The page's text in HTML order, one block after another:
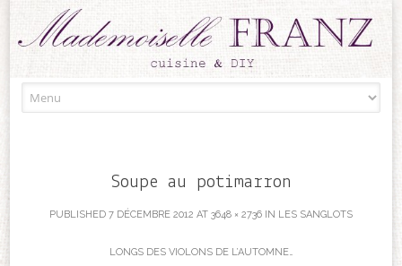
Soupe au potimarron
PUBLISHED 7 DÉCEMBRE 2012 AT 3648 × 2736 IN LES SANGLOTS
LONGS DES VIOLONS DE L’AUTOMNE…